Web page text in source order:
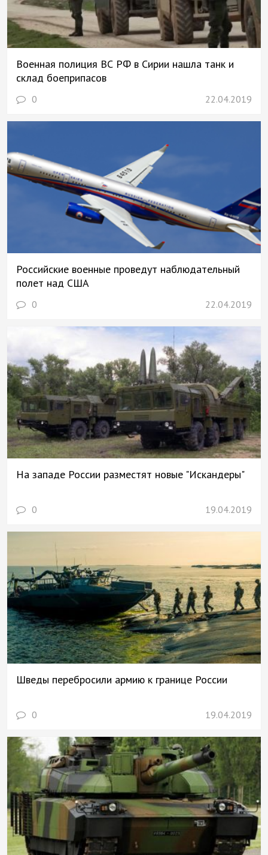
Военная полиция ВС РФ в Сирии нашла танк и
склад боеприпасов
0 22.04.2019
Российские военные проведут наблюдательный
полет над США
0 22.04.2019
На западе России разместят новые "Искандеры"
0 19.04.2019
Шведы перебросили армию к границе России
0 19.04.2019